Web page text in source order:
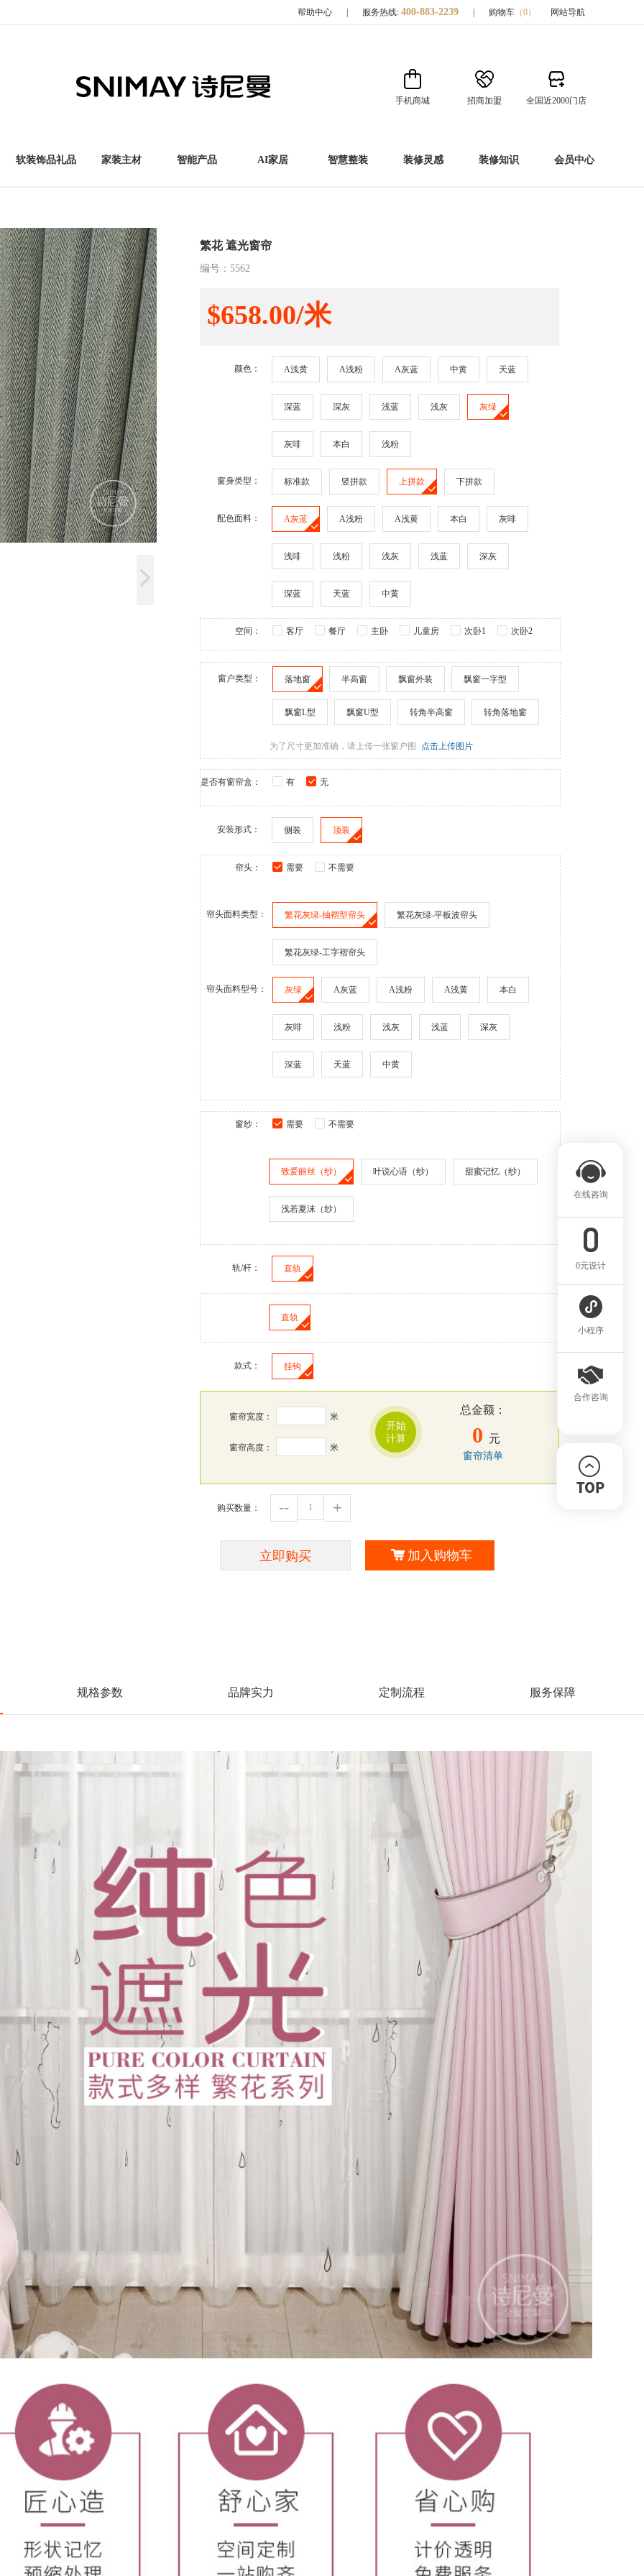
帮助中心 服务热线: 400-883-2239 购物车 （0） 网站导航
手机商城 招商加盟 全国近2000门店
软装饰品礼品 家装主材 智能产品 AI家居 智慧整装 装修灵感 装修知识 会员中心
繁花 遮光窗帘
编号： 5562
$658.00/米
颜色： A浅黄 A浅粉 A灰蓝 中黄 天蓝
深蓝 深灰 浅蓝 浅灰 灰绿
灰啡 本白 浅粉
窗身类型： 标准款 竖拼款 上拼款 下拼款
配色面料： A灰蓝 A浅粉 A浅黄 本白 灰啡
浅啡 浅粉 浅灰 浅蓝 深灰
深蓝 天蓝 中黄
空间： 客厅 餐厅 主卧 儿童房 次卧1 次卧2
窗户类型： 落地窗 半高窗 飘窗外装 飘窗一字型
飘窗L型 飘窗U型 转角半高窗 转角落地窗
为了尺寸更加准确，请上传一张窗户图 点击上传图片
是否有窗帘盒： 有 无
安装形式： 侧装 顶装
帘头： 需要 不需要
帘头面料类型： 繁花灰绿-抽褶型帘头 繁花灰绿-平板波帘头
繁花灰绿-工字褶帘头
帘头面料型号： 灰绿 A灰蓝 A浅粉 A浅黄 本白
灰啡 浅粉 浅灰 浅蓝 深灰
深蓝 天蓝 中黄
窗纱： 需要 不需要
致爱丽丝（纱） 叶说心语（纱） 甜蜜记忆（纱）
浅若夏沫（纱）
轨/杆： 直轨
直轨
款式： 挂钩
窗帘宽度： 米
窗帘高度： 米
开始
计算
总金额：
0 元
窗帘清单
购买数量： -- +
立即购买 加入购物车
规格参数 品牌实力 定制流程 服务保障
在线咨询
0元设计
小程序
合作咨询